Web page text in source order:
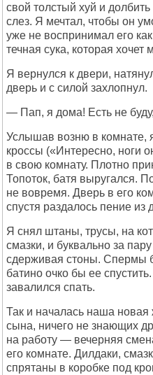
свой толстый хуй и
слез. Я мечтал, чтобы он
уже не воспринимал его
течная сука, которая
Я вернулся к двери,
дверь и с силой захлопнул.
— Пап, я дома! Есть не буду,
Услышав возню в комнате,
кроссы («Интересно, ноги
в свою комнату. Плотно
Топоток, батя выругался.
не вовремя. Дверь в его
спустя раздалось пение из
Я снял штаны, трусы, на
смазки, и буквально за
сдерживая стоны. Спермы
батино очко бы ее
завалился спать.
Так и началась наша
сына, ничего не знающих
на работу — вечерняя
его комнате. Дилдаки,
спрятаны в коробке под